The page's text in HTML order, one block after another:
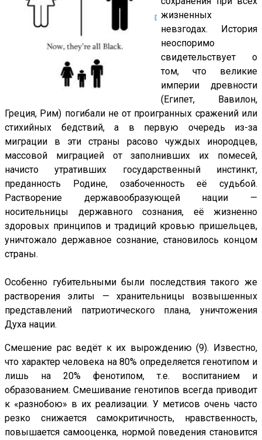
жизненных
невзгодах. История
неоспоримо
свидетельствует о
том, что великие
империи древности
(Египет, Вавилон,
Греция, Рим) погибали не от проигранных сражений или
стихийных бедствий, а в первую очередь из-за
миграции в эти страны расово чуждых инородцев,
массовой миграцией от заполнивших их помесей,
начисто утративших государственный инстинкт,
преданность Родине, озабоченность её судьбой.
Растворение державообразующей нации —
носительницы державного сознания, её жизненно
здоровых принципов и традиций кровью пришельцев,
уничтожало державное сознание, становилось концом
страны.
Особенно губительными были последствия такого же
растворения элиты — хранительницы возвышенных
представлений патриотического плана, уничтожения
Духа нации.
Смешение рас ведёт к их вырождению (9). Известно,
что характер человека на 80% определяется генотипом и
лишь на 20% фенотипом, т.е. воспитанием и
образованием. Смешивание генотипов всегда приводит
к «разнобою» в их реализации. У метисов очень часто
резко снижается самокритичность, нравственность,
повышается самооценка, нормой поведения становится